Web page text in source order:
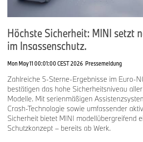
Höchste Sicherheit: MINI setzt
im Insassenschutz.
Mon May 11 00:01:00 CEST 2026 Pressemeldung
Zahlreiche 5-Sterne-Ergebnisse im Euro-
bestätigen das hohe Sicherheitsniveau
Modelle. Mit serienmäßigen
Crash-Technologie sowie umfassender
Sicherheit bietet MINI modellübergreifend
Schutzkonzept – bereits ab Werk.